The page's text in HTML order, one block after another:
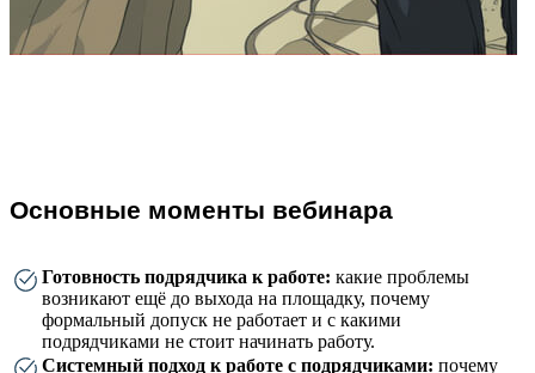
Основные моменты вебинара
Готовность подрядчика к работе: какие проблемы
возникают ещё до выхода на площадку, почему
формальный допуск не работает и с какими
подрядчиками не стоит начинать работу.
Системный подход к работе с подрядчиками: почему